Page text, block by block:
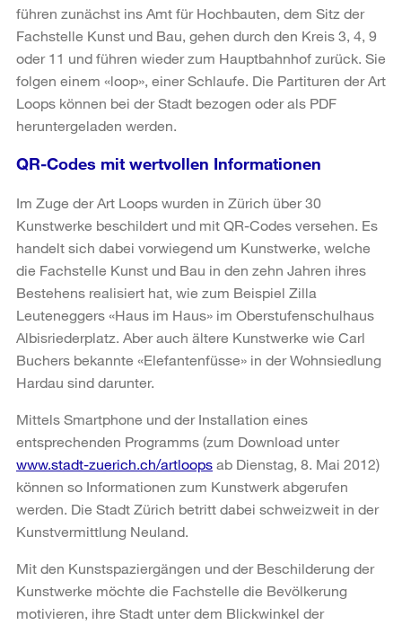
führen zunächst ins Amt für Hochbauten, dem Sitz der
Fachstelle Kunst und Bau, gehen durch den Kreis 3, 4, 9
oder 11 und führen wieder zum Hauptbahnhof zurück. Sie
folgen einem «loop», einer Schlaufe. Die Partituren der Art
Loops können bei der Stadt bezogen oder als PDF
heruntergeladen werden.
QR-Codes mit wertvollen Informationen
Im Zuge der Art Loops wurden in Zürich über 30
Kunstwerke beschildert und mit QR-Codes versehen. Es
handelt sich dabei vorwiegend um Kunstwerke, welche
die Fachstelle Kunst und Bau in den zehn Jahren ihres
Bestehens realisiert hat, wie zum Beispiel Zilla
Leuteneggers «Haus im Haus» im Oberstufenschulhaus
Albisriederplatz. Aber auch ältere Kunstwerke wie Carl
Buchers bekannte «Elefantenfüsse» in der Wohnsiedlung
Hardau sind darunter.
Mittels Smartphone und der Installation eines
entsprechenden Programms (zum Download unter
www.stadt-zuerich.ch/artloops ab Dienstag, 8. Mai 2012)
können so Informationen zum Kunstwerk abgerufen
werden. Die Stadt Zürich betritt dabei schweizweit in der
Kunstvermittlung Neuland.
Mit den Kunstspaziergängen und der Beschilderung der
Kunstwerke möchte die Fachstelle die Bevölkerung
motivieren, ihre Stadt unter dem Blickwinkel der